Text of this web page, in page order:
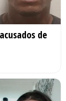
de